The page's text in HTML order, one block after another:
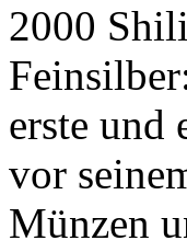
2000
erste und
vor
Münzen